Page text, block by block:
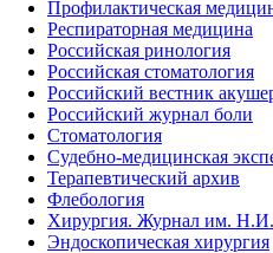
Профилактическая
Респираторная медицина
Российская ринология
Российская стоматология
Российский вестник
Российский журнал боли
Стоматология
Судебно-медицинская
Терапевтический архив
Флебология
Хирургия. Журнал им.
Эндоскопическая хирургия